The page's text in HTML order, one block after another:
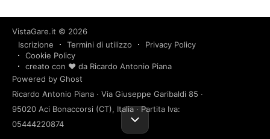
VistaGare.it © 2026
Iscrizione
Termini di utilizzo
Privacy Policy
Cookie Policy
creato con ❤️ da Ricardo Antonio Piana
Powered by Ghost
Ricardo Antonio Piana · Via Giuseppe Garibaldi 85 ·
95020 Aci Bonaccorsi (CT), Italia · Partita Iva:
05444220874